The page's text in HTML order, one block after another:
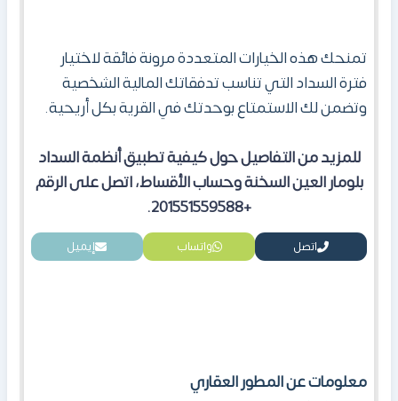
تمنحك هذه الخيارات المتعددة مرونة فائقة لاختيار
فترة السداد التي تناسب تدفقاتك المالية الشخصية
وتضمن لك الاستمتاع بوحدتك في القرية بكل أريحية.
للمزيد من التفاصيل حول كيفية تطبيق أنظمة السداد
بلومار العين السخنةوحساب الأقساط، اتصل على الرقم
+201551559588
.
اتصل واتساب إيميل
معلومات عن المطور العقاري